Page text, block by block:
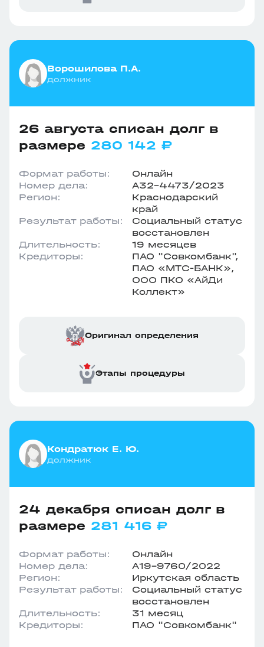
Ворошилова П.А.
должник
26 августа списан долг в
размере 280 142 ₽
Формат работы:
Онлайн
Номер дела:
А32-4473/2023
Регион:
Краснодарский
край
Результат работы:
Социальный статус
восстановлен
Длительность:
19 месяцев
Кредиторы:
ПАО "Совкомбанк",
ПАО «МТС-БАНК»,
ООО ПКО «АйДи
Коллект»
Оригинал определения
Этапы процедуры
Кондратюк Е. Ю.
должник
24 декабря списан долг в
размере 281 416 ₽
Формат работы:
Онлайн
Номер дела:
А19-9760/2022
Регион:
Иркутская область
Результат работы:
Социальный статус
восстановлен
Длительность:
31 месяц
Кредиторы:
ПАО "Совкомбанк"